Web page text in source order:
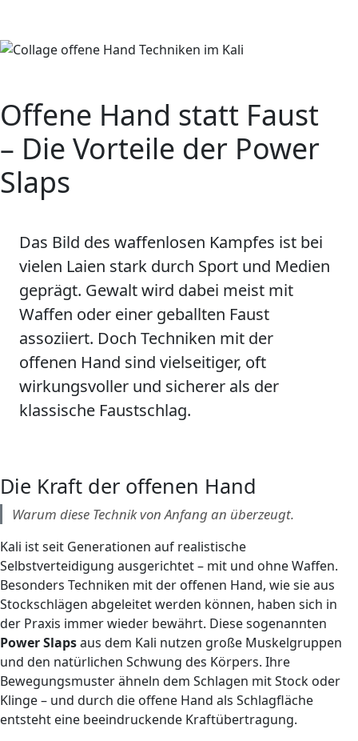
Offene Hand statt Faust
– Die Vorteile der Power
Slaps
Das Bild des waffenlosen Kampfes ist bei
vielen Laien stark durch Sport und Medien
geprägt. Gewalt wird dabei meist mit
Waffen oder einer geballten Faust
assoziiert. Doch Techniken mit der
offenen Hand sind vielseitiger, oft
wirkungsvoller und sicherer als der
klassische Faustschlag.
Die Kraft der offenen Hand
Warum diese Technik von Anfang an überzeugt.
Kali ist seit Generationen auf realistische
Selbstverteidigung ausgerichtet – mit und ohne Waffen.
Besonders Techniken mit der offenen Hand, wie sie aus
Stockschlägen abgeleitet werden können, haben sich in
der Praxis immer wieder bewährt. Diese sogenannten
Power Slapsaus dem Kali nutzen große Muskelgruppen
und den natürlichen Schwung des Körpers. Ihre
Bewegungsmuster ähneln dem Schlagen mit Stock oder
Klinge – und durch die offene Hand als Schlagfläche
entsteht eine beeindruckende Kraftübertragung.